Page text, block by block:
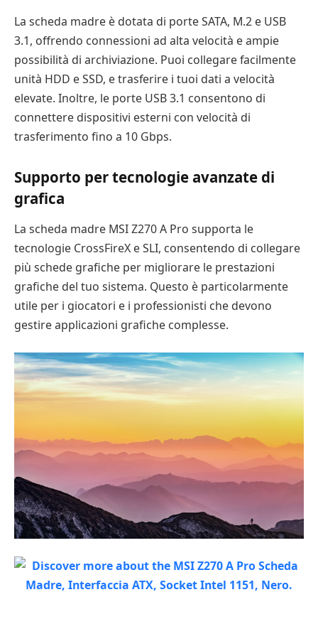
La scheda madre è dotata di porte SATA, M.2 e USB
3.1, offrendo connessioni ad alta velocità e ampie
possibilità di archiviazione. Puoi collegare facilmente
unità HDD e SSD, e trasferire i tuoi dati a velocità
elevate. Inoltre, le porte USB 3.1 consentono di
connettere dispositivi esterni con velocità di
trasferimento fino a 10 Gbps.
Supporto per tecnologie avanzate di
grafica
La scheda madre MSI Z270 A Pro supporta le
tecnologie CrossFireX e SLI, consentendo di collegare
più schede grafiche per migliorare le prestazioni
grafiche del tuo sistema. Questo è particolarmente
utile per i giocatori e i professionisti che devono
gestire applicazioni grafiche complesse.